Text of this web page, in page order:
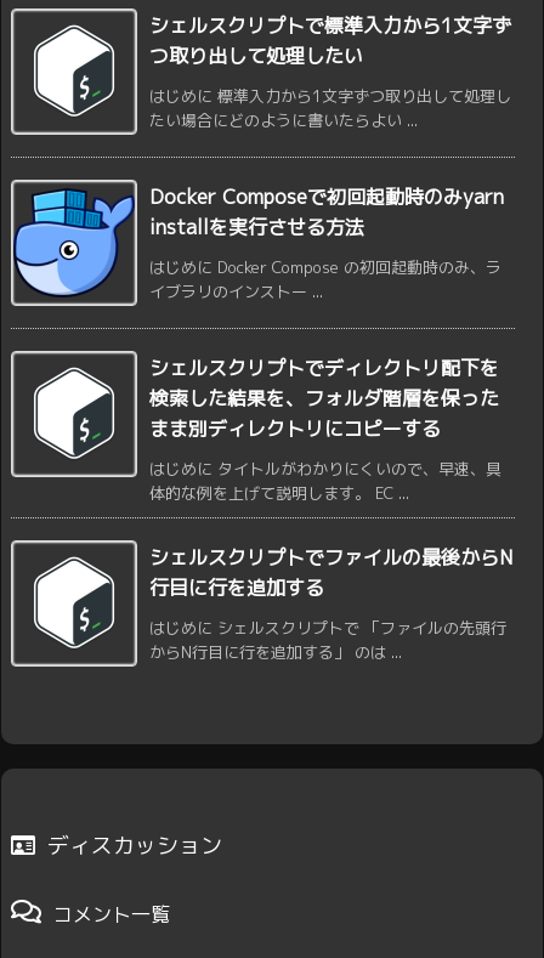
シェルスクリプトで標準入力から1文字ず
つ取り出して処理したい
はじめに 標準入力から1文字ずつ取り出して処理し
たい場合にどのように書いたらよい ...
Docker Composeで初回起動時のみyarn
installを実行させる方法
はじめに Docker Compose の初回起動時のみ、ラ
イブラリのインストー ...
シェルスクリプトでディレクトリ配下を
検索した結果を、フォルダ階層を保った
まま別ディレクトリにコピーする
はじめに タイトルがわかりにくいので、早速、具
体的な例を上げて説明します。 EC ...
シェルスクリプトでファイルの最後からN
行目に行を追加する
はじめに シェルスクリプトで 「ファイルの先頭行
からN行目に行を追加する」 のは ...
ディスカッション
コメント一覧